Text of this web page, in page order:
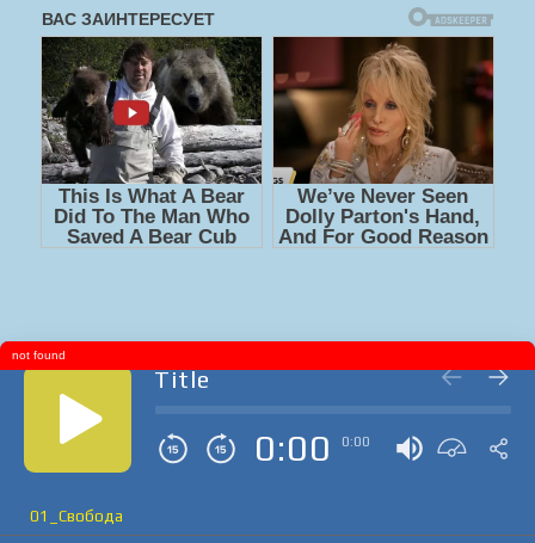
Title
0:00 0:00
01_Свобода
not found